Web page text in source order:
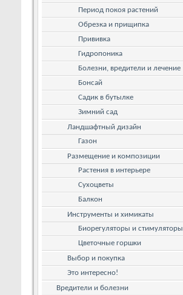
Период покоя растений
Обрезка и прищипка
Прививка
Гидропоника
Болезни, вредители и лечение
Бонсай
Садик в бутылке
Зимний сад
Ландшафтный дизайн
Газон
Размещение и композиции
Растения в интерьере
Сухоцветы
Балкон
Инструменты и химикаты
Биорегуляторы и стимуляторы
Цветочные горшки
Выбор и покупка
Это интересно!
Вредители и болезни